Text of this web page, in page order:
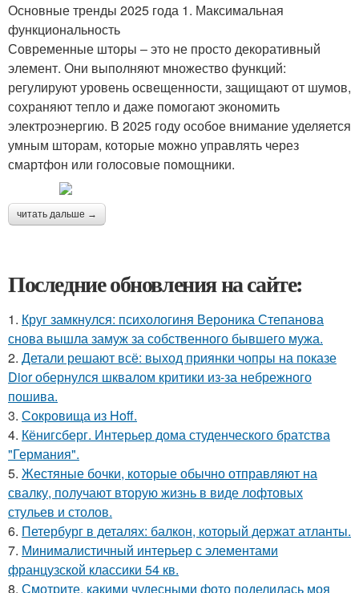
Основные тренды 2025 года 1. Максимальная
функциональность
Современные шторы – это не просто декоративный
элемент. Они выполняют множество функций:
регулируют уровень освещенности, защищают от шумов,
сохраняют тепло и даже помогают экономить
электроэнергию. В 2025 году особое внимание уделяется
умным шторам, которые можно управлять через
смартфон или голосовые помощники.
читать дальше →
Последние обновления на сайте:
1. Круг замкнулся: психологиня Вероника Степанова
снова вышла замуж за собственного бывшего мужа.
2. Детали решают всё: выход приянки чопры на показе
Dior обернулся шквалом критики из-за небрежного
пошива.
3. Сокровища из Hoff.
4. Кёнигсберг. Интерьер дома студенческого братства
"Германия".
5. Жестяные бочки, которые обычно отправляют на
свалку, получают вторую жизнь в виде лофтовых
стульев и столов.
6. Петербург в деталях: балкон, который держат атланты.
7. Минималистичный интерьер с элементами
французской классики 54 кв.
8. Смотрите, какими чудесными фото поделилась моя